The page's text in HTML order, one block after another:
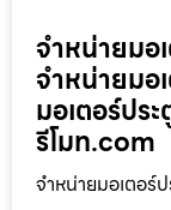
จำหน่ายมอ
จำหน่ายมอ
มอเตอร์ปร
รีโมท.com
จำหน่ายมอเตอร์